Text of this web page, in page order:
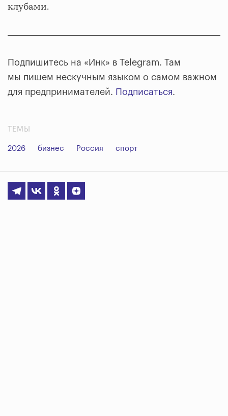
клубами.
Подпишитесь на «Инк» в Telegram. Там
мы пишем нескучным языком о самом важном
для предпринимателей. Подписаться.
ТЕМЫ
2026 бизнес Россия спорт